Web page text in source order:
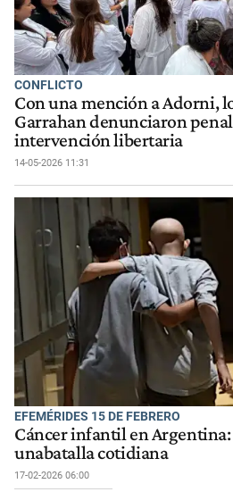
CONFLICTO
Con una mención a Adorni,
Garrahan denunciaron
intervención libertaria
14-05-2026 11:31
EFEMÉRIDES 15 DE FEBRERO
Cáncer infantil en
unabatalla cotidiana
17-02-2026 06:00